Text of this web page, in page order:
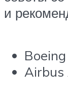
и
Airbus